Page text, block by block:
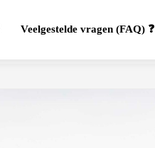
Veelgestelde vragen (FAQ) ❓